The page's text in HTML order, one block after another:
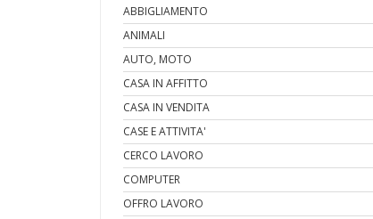
ABBIGLIAMENTO
ANIMALI
AUTO, MOTO
CASA IN AFFITTO
CASA IN VENDITA
CASE E ATTIVITA'
CERCO LAVORO
COMPUTER
OFFRO LAVORO